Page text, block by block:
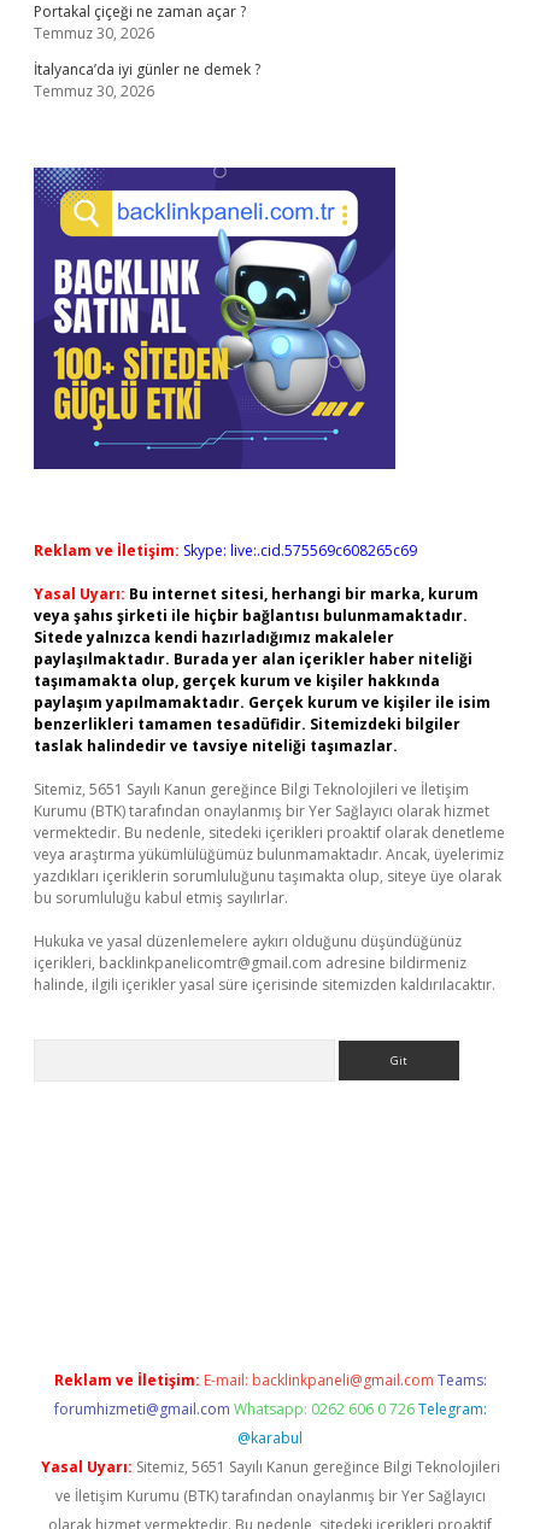
Portakal çiçeği ne zaman açar ?
Temmuz 30, 2026
İtalyanca’da iyi günler ne demek ?
Temmuz 30, 2026
Reklam ve İletişim: Skype: live:.cid.575569c608265c69
Yasal Uyarı: Bu internet sitesi, herhangi bir marka, kurum
veya şahıs şirketi ile hiçbir bağlantısı bulunmamaktadır.
Sitede yalnızca kendi hazırladığımız makaleler
paylaşılmaktadır. Burada yer alan içerikler haber niteliği
taşımamakta olup, gerçek kurum ve kişiler hakkında
paylaşım yapılmamaktadır. Gerçek kurum ve kişiler ile isim
benzerlikleri tamamen tesadüfidir. Sitemizdeki bilgiler
taslak halindedir ve tavsiye niteliği taşımazlar.
Sitemiz, 5651 Sayılı Kanun gereğince Bilgi Teknolojileri ve İletişim
Kurumu (BTK) tarafından onaylanmış bir Yer Sağlayıcı olarak hizmet
vermektedir. Bu nedenle, sitedeki içerikleri proaktif olarak denetleme
veya araştırma yükümlülüğümüz bulunmamaktadır. Ancak, üyelerimiz
yazdıkları içeriklerin sorumluluğunu taşımakta olup, siteye üye olarak
bu sorumluluğu kabul etmiş sayılırlar.
Hukuka ve yasal düzenlemelere aykırı olduğunu düşündüğünüz
içerikleri, backlinkpanelicomtr@gmail.com adresine bildirmeniz
halinde, ilgili içerikler yasal süre içerisinde sitemizden kaldırılacaktır.
Reklam ve İletişim: E-mail: backlinkpaneli@gmail.com Teams:
forumhizmeti@gmail.com Whatsapp: 0262 606 0 726 Telegram:
@karabul
Yasal Uyarı: Sitemiz, 5651 Sayılı Kanun gereğince Bilgi Teknolojileri
ve İletişim Kurumu (BTK) tarafından onaylanmış bir Yer Sağlayıcı
olarak hizmet vermektedir. Bu nedenle, sitedeki içerikleri proaktif